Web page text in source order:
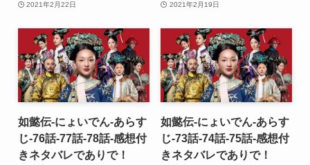
2021年2月22日 2021年2月19日
如懿伝-にょいでん-あらす
じ-76話-77話-78話-感想付
きネタバレでありで！
如懿伝-にょいでん-あらす
じ-73話-74話-75話-感想付
きネタバレでありで！